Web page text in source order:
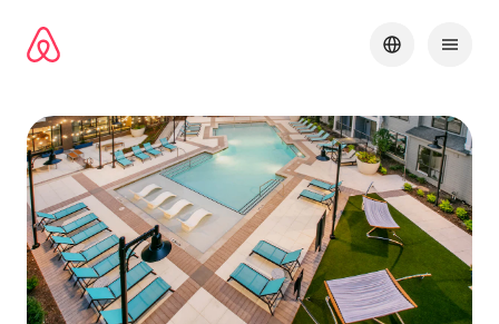
sadržaj